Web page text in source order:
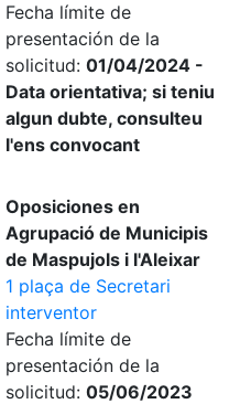
Fecha límite de
presentación de la
solicitud: 01/04/2024 -
Data orientativa; si teniu
algun dubte, consulteu
l'ens convocant
Oposiciones en
Agrupació de Municipis
de Maspujols i l'Aleixar
1 plaça de Secretari
interventor
Fecha límite de
presentación de la
solicitud: 05/06/2023